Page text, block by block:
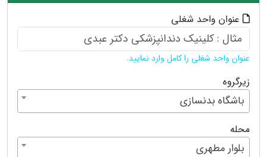
عنوان واحد شغلی
عنوان واحد شغلی را کامل وارد نمایید.
زیرگروه
باشگاه بدنسازی
محله
بلوار مطهری